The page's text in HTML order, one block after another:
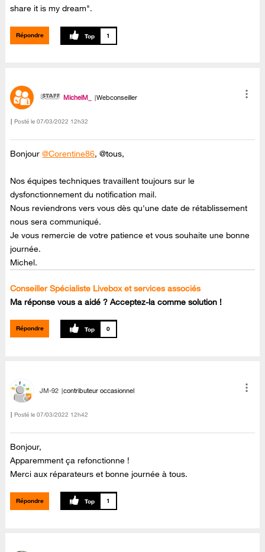
share it is my dream".
Répondre 1
MichelM_ Webconseiller
Posté le ‎07/03/2022 12h32
Bonjour@Corentine86, @tous,
Nos équipes techniques travaillent toujours sur le
dysfonctionnement du notification mail.
Nous reviendrons vers vous dès qu'une date de rétablissement
nous sera communiqué.
Je vous remercie de votre patience et vous souhaite une bonne
journée.
Michel.
Conseiller Spécialiste Livebox et services associés
Ma réponse vous a aidé ? Acceptez-la comme solution !
Répondre 0
JM-92 contributeur occasionnel
Posté le ‎07/03/2022 12h42
Bonjour,
Apparemment ça refonctionne !
Merci aux réparateurs et bonne journée à tous.
Répondre 1